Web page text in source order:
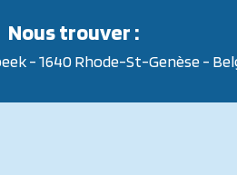
Nous trouver :
- 1640 Rhode-St-Genèse -